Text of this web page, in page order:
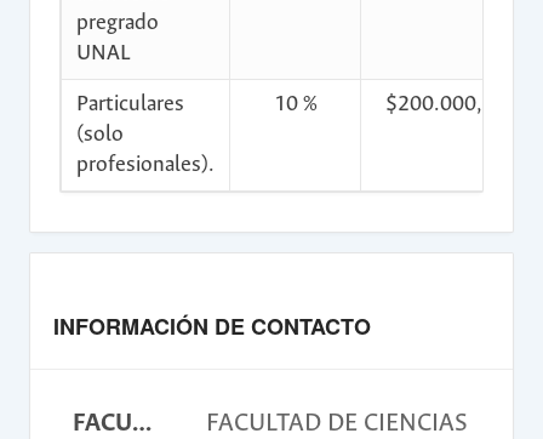
pregrado
UNAL
Particulares
(solo
profesionales).
10 % $200.000,00
INFORMACIÓN DE CONTACTO
FACULTAD
FACULTAD DE CIENCIAS